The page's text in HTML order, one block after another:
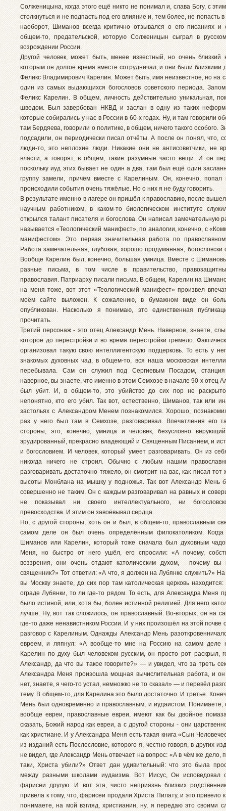
Солженицына, когда этого ещё никто не понимал и, слава Богу, с
столкнуться и не подпасть под его влияние и, тем более, не попасть в
наоборот, Шиманов всегда критично отзывался о его писаниях
общем-то, предательской, которую Солженицын сыграл в
возрождении России.
Другой человек, может быть, менее известный, но очень близкий
которым он долгое время вместе сотрудничал, и они были близкими
Феликс Владимирович Карелин. Может быть, имя неизвестное, но на
один из самых выдающихся богословов советского периода.
Феликс Карелин. В общем, личность действительно уникальная,
шведом. Был завербован НКВД и заслан в одну из таких
которые собирались у нас в России в 60-х годах. Ну, и там говорили
там Бердяева, говорили о политике, в общем, ничего такого особого.
подсадили, он периодически писал отчёты. А после он понял, что,
люди-то, это неплохие люди. Никакие они не антисоветчики, не
власти, а говорят, в общем, такие разумные часто вещи. И он
поскольку иуд этих бывает не один а два, там был ещё один
группу замели, причём вместе с Карелиным. Он, конечно, попал
происходили события очень тяжёлые. Но о них я не буду говорить.
В результате именно в лагере он пришёл к православию, после
научным работником, в каком-то биологическом институте
открылся талант писателя и богослова. Он написал замечательную
называется «Теологический манифест», по аналогии, конечно, с
манифестом». Это первая значительная работа по
Работа замечательная, глубокая, хорошо продуманная, богословски
Вообще Карелин был, конечно, большая умница. Вместе с
разные письма, в том числе в правительство,
православия. Патриарху писали письма. В общем, Карелин на
на меня тоже, вот этот «Теологический манифест» произвел
моём сайте выложен. К сожалению, в бумажном виде он
опубликован. Насколько я понимаю, это единственная
прочитать.
Третий персонаж - это отец Александр Мень. Наверное, знаете,
которое до перестройки и во время перестройки гремело.
организовал такую свою интеллигентскую подцерковь. То есть у
знакомых духовных чад, в общем-то, вся наша московская
перебывала. Сам он служил под Сергиевым Посадом,
наверное, вы знаете, что именно в этом Семхозе в начале 90-х отец
был убит. И, в общем-то, это убийство до сих пор не
непонятно, кто его убил. Так вот, естественно, Шиманов, так или
застольях с Александром Менем познакомился. Хорошо,
раз у него был там в Семхозе, разговаривал. Впечатления его
стороны, это, конечно, умница и человек, безусловно
эрудированный, прекрасно владеющий и Священным Писанием, и
и богословием. И человек, который умеет разговаривать. Он из
никогда ничего не строил. Обычно с любым нашим
разговаривать достаточно тяжело, он смотрит на вас, как писал
высоты Монблана на мышку у подножья. Так вот Александр Мень
совершенно не таким. Он с каждым разговаривал на равных и
не показывал ни своего интеллектуального, ни
превосходства. И этим он завоёвывал сердца.
Но, с другой стороны, хоть он и был, в общем-то, православным
самом деле он был очень определённым филокатоликом.
Шиманов или Карелин, который тоже сначала был духовным
Меня, но быстро от него ушёл, его спросили: «А почему,
воззрения, они очень отдают католическим духом, - почему вы
священник?» Тот ответил: «А что, я должен на Лубянке служить?»
вы Москву знаете, до сих пор там католическая церковь находится:
ограде Лубянки, то ли где-то рядом. То есть, для Александра Меня
было истиной, или, хотя бы, более истинной религией. Для него
лучше. Ну, вот так сложилось, он православный. Во-вторых, он на
где-то даже ненавистником России. И у них произошёл на этой почве
разговор с Карелиным. Однажды Александр Мень
евреем, и ляпнул: «А вообще-то мне на Россию на самом деле
Карелин по духу был человеком русским, он просто рот раскрыл,
Александр, да что вы такое говорите?» — и увидел, что за треть
Александра Меня произошла мощная вычислительная работа, и он
нет, знаете, я чего-то устал, немножко не то сказал» — и перевёл
тему. В общем-то, для Карелина это было достаточно. И третье.
Мень был одновременно и православным, и иудаистом. Понимаете,
вообще евреи, православные евреи, имеют как бы двойное
сказать, Божий народ как евреи, а с другой стороны - они
как христиане. И у Александра Меня есть такая книга «Сын
из изданий есть Послесловие, которого я, честно говоря, в других
не видел, где Александр Мень отвечает на вопрос: «А в чём же дело,
таки, Христа убили?» Ответ дан удивительный: что это была
между разными школами иудаизма. Вот Иисус, Он исповедовал
фарисеи другую. И вот эта, чисто неприязнь близких
привела к тому, что, фарисеи продали Христа Пилату, и это привело
понимаете, на мой взгляд, христианин, ну, я передаю это своими